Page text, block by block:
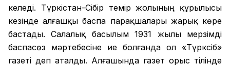
келеді. Түркістан-Сібір темір жолының құрылысы
кезінде алғашқы баспа парақшалары жарық көре
бастады. Салалық басылым 1931 жылы мерзімді
баспасөз мәртебесіне ие болғанда ол «Түрксіб»
газеті деп аталды. Алғашында газет орыс тілінде